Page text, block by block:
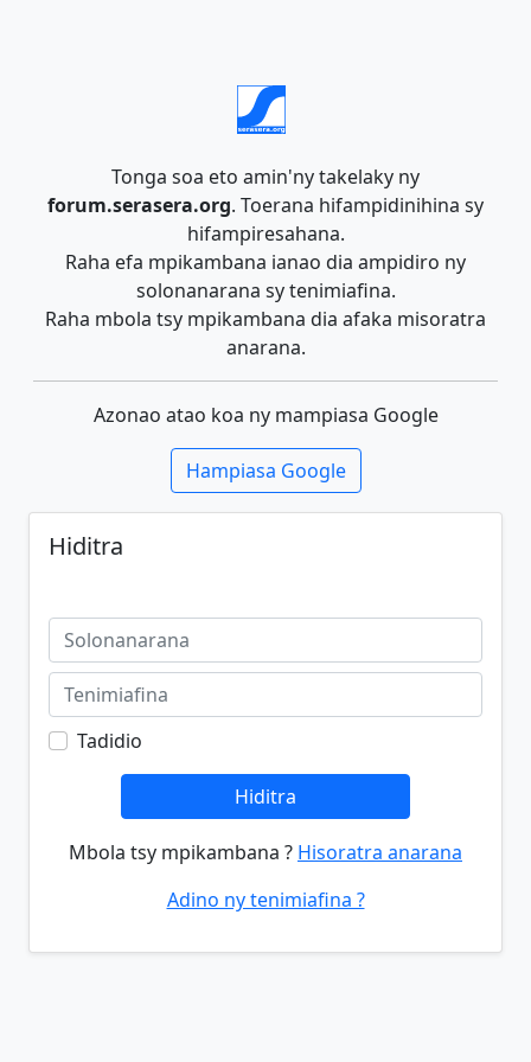
Tonga soa eto amin'ny takelaky ny
forum.serasera.org. Toerana hifampidinihina sy
hifampiresahana.
Raha efa mpikambana ianao dia ampidiro ny
solonanarana sy tenimiafina.
Raha mbola tsy mpikambana dia afaka misoratra
anarana.
Azonao atao koa ny mampiasa Google
Hampiasa Google
Hiditra
Tadidio
Hiditra
Mbola tsy mpikambana ? Hisoratra anarana
Adino ny tenimiafina ?